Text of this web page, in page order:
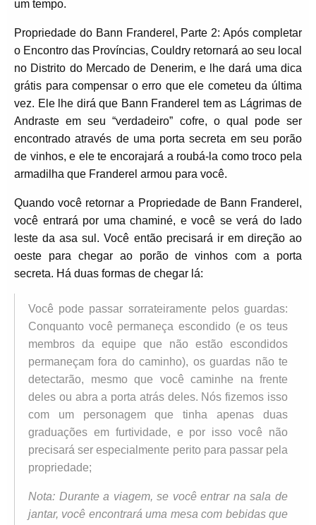
um tempo.
Propriedade do Bann Franderel, Parte 2: Após completar
o Encontro das Províncias, Couldry retornará ao seu local
no Distrito do Mercado de Denerim, e lhe dará uma dica
grátis para compensar o erro que ele cometeu da última
vez. Ele lhe dirá que Bann Franderel tem as Lágrimas de
Andraste em seu “verdadeiro” cofre, o qual pode ser
encontrado através de uma porta secreta em seu porão
de vinhos, e ele te encorajará a roubá-la como troco pela
armadilha que Franderel armou para você.
Quando você retornar a Propriedade de Bann Franderel,
você entrará por uma chaminé, e você se verá do lado
leste da asa sul. Você então precisará ir em direção ao
oeste para chegar ao porão de vinhos com a porta
secreta. Há duas formas de chegar lá:
Você pode passar sorrateiramente pelos guardas:
Conquanto você permaneça escondido (e os teus
membros da equipe que não estão escondidos
permaneçam fora do caminho), os guardas não te
detectarão, mesmo que você caminhe na frente
deles ou abra a porta atrás deles. Nós fizemos isso
com um personagem que tinha apenas duas
graduações em furtividade, e por isso você não
precisará ser especialmente perito para passar pela
propriedade;
Nota: Durante a viagem, se você entrar na sala de
jantar, você encontrará uma mesa com bebidas que